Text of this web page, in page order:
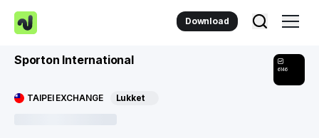
Download
Sporton International
6146
TAIPEI EXCHANGE Lukket